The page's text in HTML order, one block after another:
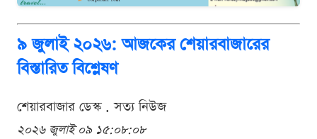
৯ জুলাই ২০২৬: আজকের শেয়ারবাজারের
বিস্তারিত বিশ্লেষণ
শেয়ারবাজার ডেস্ক . সত্য নিউজ
২০২৬ জুলাই ০৯ ১৫:০৮:০৮